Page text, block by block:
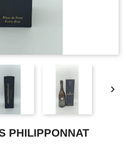

PHILIPPONNAT